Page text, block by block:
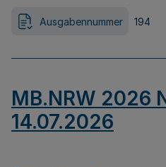
Ausgabennummer 194
MB.NRW 2026
14.07.2026